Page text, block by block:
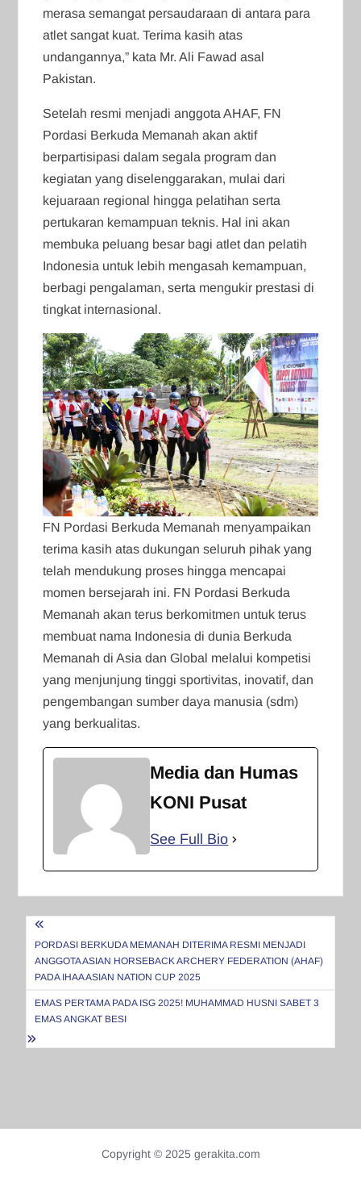
merasa semangat persaudaraan di antara para
atlet sangat kuat. Terima kasih atas
undangannya,” kata Mr. Ali Fawad asal
Pakistan.
Setelah resmi menjadi anggota AHAF, FN
Pordasi Berkuda Memanah akan aktif
berpartisipasi dalam segala program dan
kegiatan yang diselenggarakan, mulai dari
kejuaraan regional hingga pelatihan serta
pertukaran kemampuan teknis. Hal ini akan
membuka peluang besar bagi atlet dan pelatih
Indonesia untuk lebih mengasah kemampuan,
berbagi pengalaman, serta mengukir prestasi di
tingkat internasional.
FN Pordasi Berkuda Memanah menyampaikan
terima kasih atas dukungan seluruh pihak yang
telah mendukung proses hingga mencapai
momen bersejarah ini. FN Pordasi Berkuda
Memanah akan terus berkomitmen untuk terus
membuat nama Indonesia di dunia Berkuda
Memanah di Asia dan Global melalui kompetisi
yang menjunjung tinggi sportivitas, inovatif, dan
pengembangan sumber daya manusia (sdm)
yang berkualitas.
Media dan Humas
KONI Pusat
See Full Bio
Navigasi
pos
PORDASI BERKUDA MEMANAH DITERIMA RESMI MENJADI
ANGGOTA ASIAN HORSEBACK ARCHERY FEDERATION (AHAF)
PADA IHAA ASIAN NATION CUP 2025
EMAS PERTAMA PADA ISG 2025! MUHAMMAD HUSNI SABET 3
EMAS ANGKAT BESI
Copyright © 2025 gerakita.com